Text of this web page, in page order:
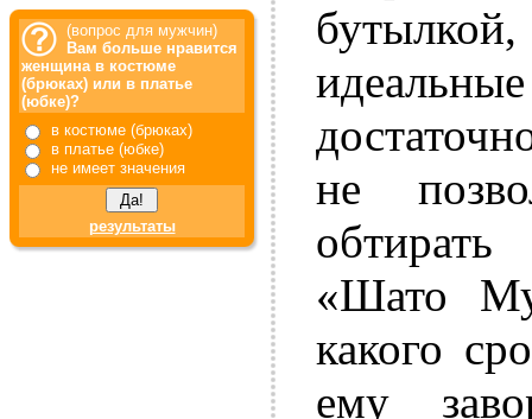
(вопрос для мужчин)
Вам больше нравится
женщина в костюме
(брюках) или в платье
(юбке)?
в костюме (брюках)
в платье (юбке)
не имеет значения
результаты
не
«Шато
какого
ему